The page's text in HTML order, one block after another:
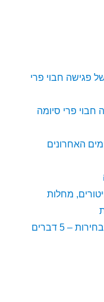
פגישה חבוי פרי
חבוי פרי סיומה
האחרונים
מחלות
רקטות, פיטורים, מחלות ובחירות – 5 דברים